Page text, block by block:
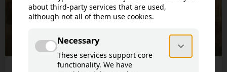
This article is not available in your
language.